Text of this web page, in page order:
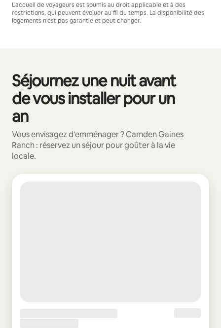
L'accueil de voyageurs est soumis au droit applicable et à des
restrictions, qui peuvent évoluer au fil du temps. La disponibilité des
logements n'est pas garantie et peut changer.
Séjournez une nuit avant
de vous installer pour un
an
Vous envisagez d'emménager ? Camden Gaines
Ranch : réservez un séjour pour goûter à la vie
locale.
0 sur 0 élément visible